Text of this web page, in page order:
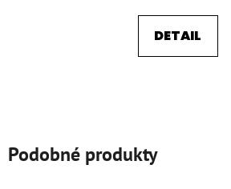
DETAIL
Podobné produkty